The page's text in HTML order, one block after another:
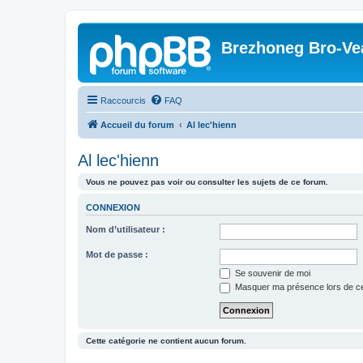
Brezhoneg Bro-
Raccourcis FAQ
Accueil du forum Al lec'hienn
Al lec'hienn
Vous ne pouvez pas voir ou consulter les sujets de ce forum.
CONNEXION
Nom d’utilisateur :
Mot de passe :
Se souvenir de moi
Masquer ma présence lors de
Cette catégorie ne contient aucun forum.